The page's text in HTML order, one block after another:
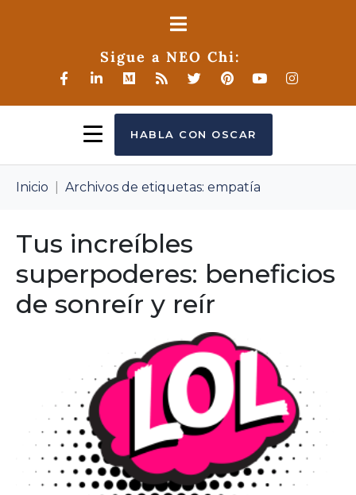
Sigue a NEO Chi:
HABLA CON OSCAR
Inicio Archivos de etiquetas: empatía
Tus increíbles
superpoderes: beneficios
de sonreír y reír